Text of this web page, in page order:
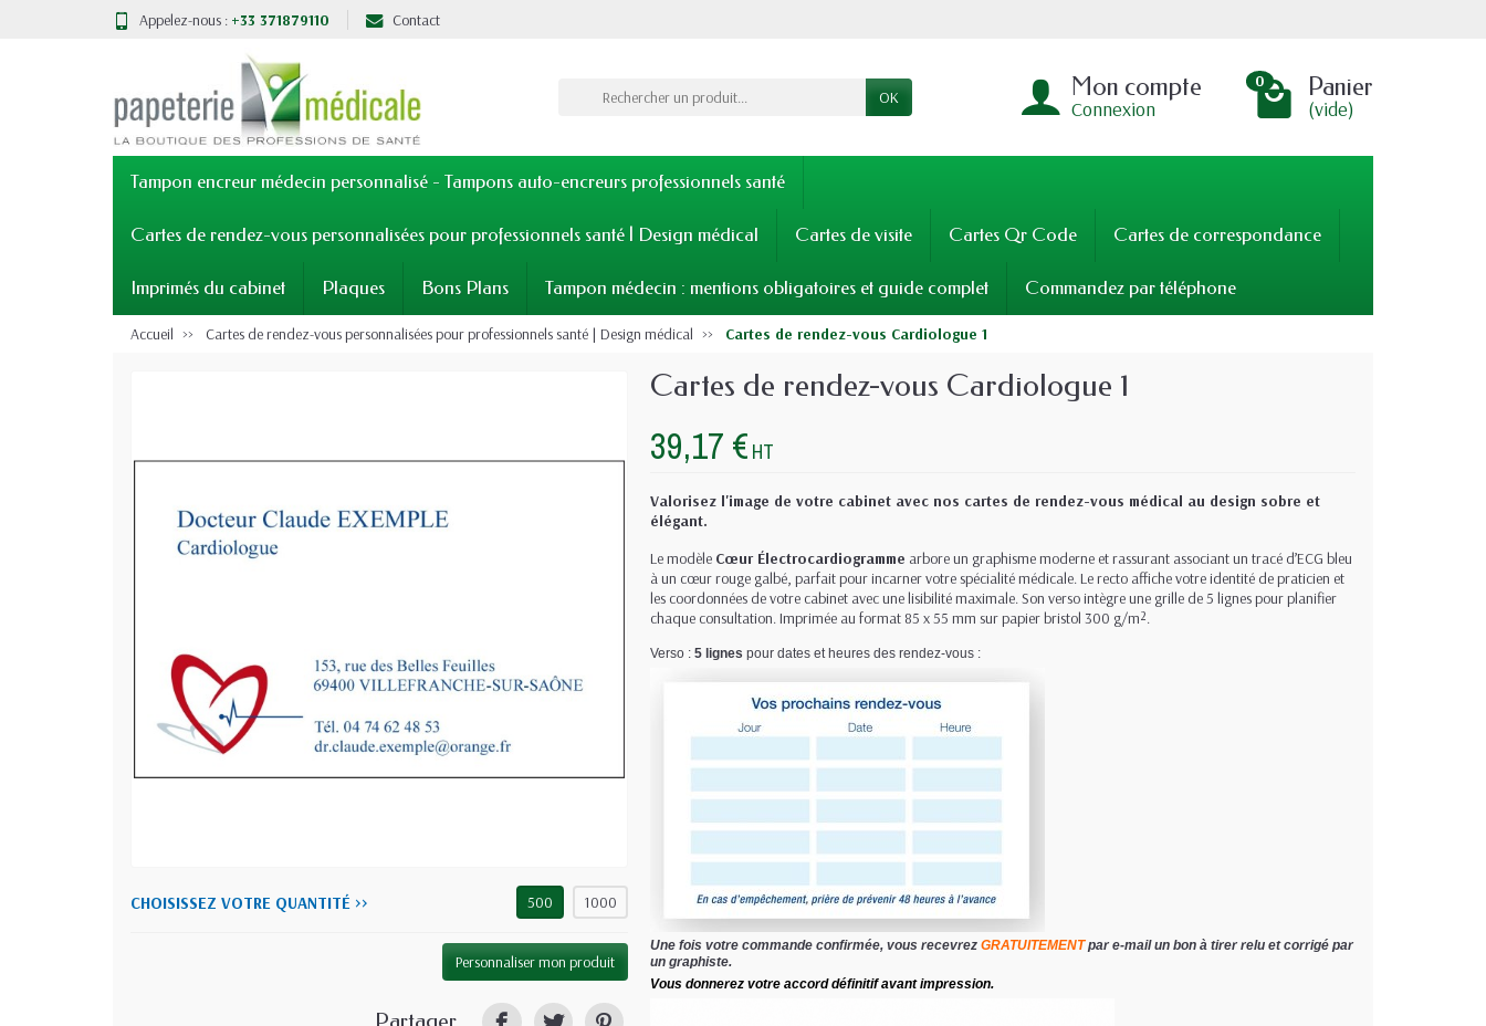
Appelez-nous : +33 371879110 Contact
OK Mon compte
Connexion
0 Panier
(vide)
Tampon encreur médecin personnalisé - Tampons auto-encreurs professionnels santé
Cartes de rendez-vous personnalisées pour professionnels santé | Design médical Cartes de visite Cartes Qr Code Cartes de correspondance
Imprimés du cabinet Plaques Bons Plans Tampon médecin : mentions obligatoires et guide complet Commandez par téléphone
Accueil Cartes de rendez-vous personnalisées pour professionnels santé | Design médical Cartes de rendez-vous Cardiologue 1
CHOISISSEZ VOTRE QUANTITÉ >> 500 1000
Personnaliser mon produit
Partager
Cartes de rendez-vous Cardiologue 1
39,17 € HT
Valorisez l'image de votre cabinet avec nos cartes de rendez-vous médical au design sobre et
élégant.
Le modèle Cœur Électrocardiogramme arbore un graphisme moderne et rassurant associant un tracé d’ECG bleu
à un cœur rouge galbé, parfait pour incarner votre spécialité médicale. Le recto affiche votre identité de praticien et
les coordonnées de votre cabinet avec une lisibilité maximale. Son verso intègre une grille de 5 lignes pour planifier
chaque consultation. Imprimée au format 85 x 55 mm sur papier bristol 300 g/m².
Verso : 5 lignes pour dates et heures des rendez-vous :
Une fois votre commande confirmée, vous recevrez GRATUITEMENT par e-mail un bon à tirer relu et corrigé par
un graphiste.
Vous donnerez votre accord définitif avant impression.